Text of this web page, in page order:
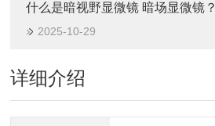
什么是暗视野显微镜 暗场显微镜？
2025-10-29
详细介绍